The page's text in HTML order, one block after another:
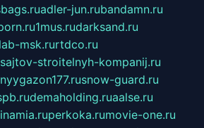
adler-jun.rubandamn.ru
1mus.rudarksand.ru
msk.rurtdco.ru
stroitelnyh-kompanij.ru
snow-guard.ru
demaholding.ruaalse.ru
perkoka.rumovie-one.ru